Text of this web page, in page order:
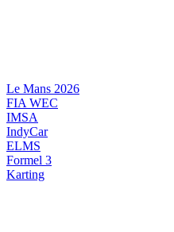
Le Mans 2026
FIA WEC
IMSA
IndyCar
ELMS
Formel 3
Karting